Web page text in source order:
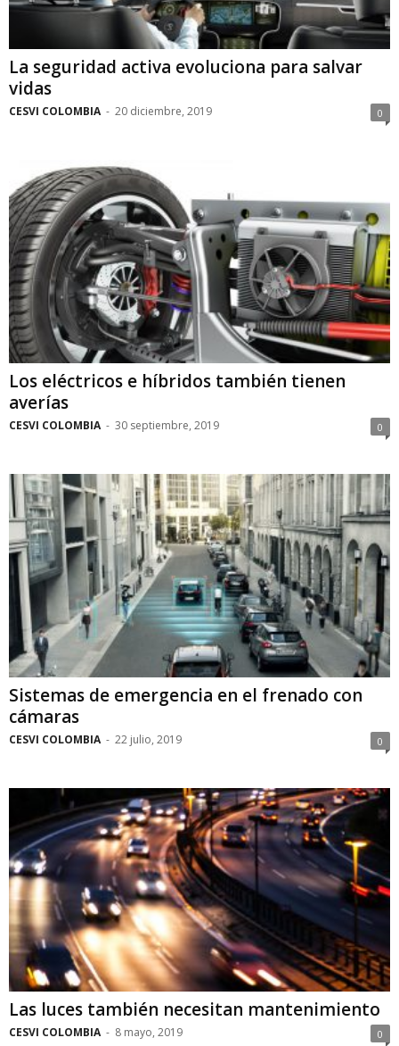
La seguridad activa evoluciona para salvar
vidas
CESVI COLOMBIA - 20 diciembre, 2019 0
Los eléctricos e híbridos también tienen
averías
CESVI COLOMBIA - 30 septiembre, 2019 0
Sistemas de emergencia en el frenado con
cámaras
CESVI COLOMBIA - 22 julio, 2019 0
Las luces también necesitan mantenimiento
CESVI COLOMBIA - 8 mayo, 2019 0